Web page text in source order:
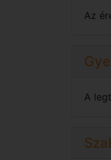
Az
A